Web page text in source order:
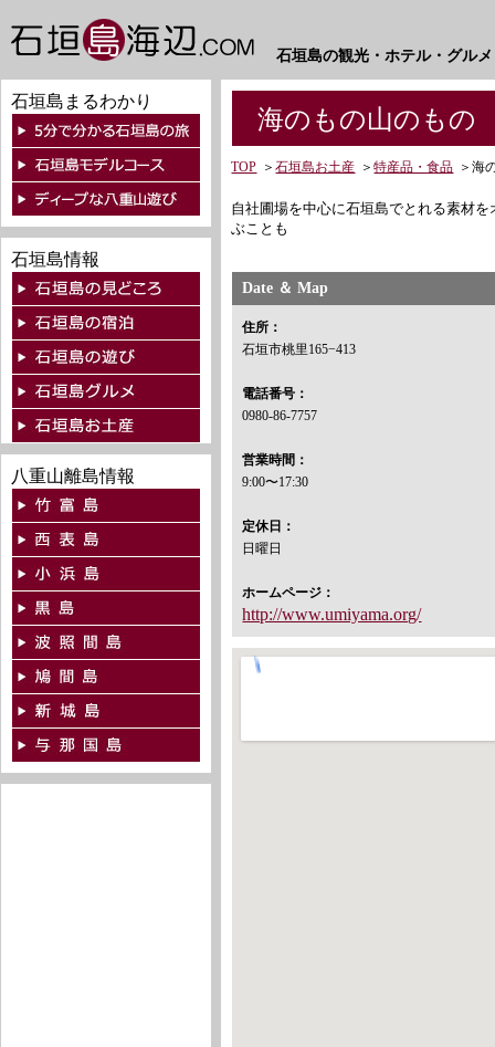
石垣島の観光・ホテル・グル
石垣島まるわかり
石垣島情報
八重山離島情報
海のもの山のもの
TOP ＞石垣島お土産 ＞特産品・食品 ＞海
自社圃場を中心に石垣島でとれる素材
ぶことも
Date ＆ Map
住所：
石垣市桃里165−413
電話番号：
0980-86-7757
営業時間：
9:00〜17:30
定休日：
日曜日
ホームページ：
http://www.umiyama.org/